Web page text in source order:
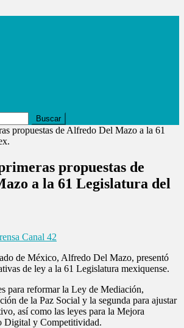
propuestas de
a la 61 Legislatura del
Canal 42
de México, Alfredo Del Mazo, presentó
de ley a la 61 Legislatura mexiquense.
para reformar la Ley de Mediación,
de la Paz Social y la segunda para ajustar
así como las leyes para la Mejora
Digital y Competitividad.